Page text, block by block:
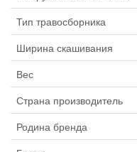
Тип травосборника
Ширина скашивания
Вес
Страна производитель
Родина бренда